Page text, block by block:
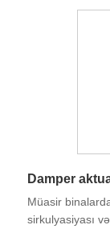
Damper
Müasir
sirkulyasiyası